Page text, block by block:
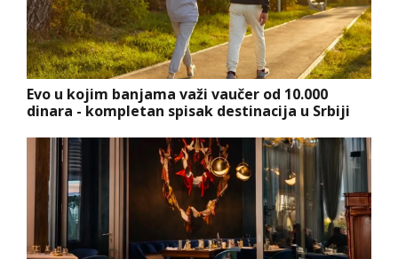
Evo u kojim banjama važi vaučer od 10.000
dinara - kompletan spisak destinacija u Srbiji